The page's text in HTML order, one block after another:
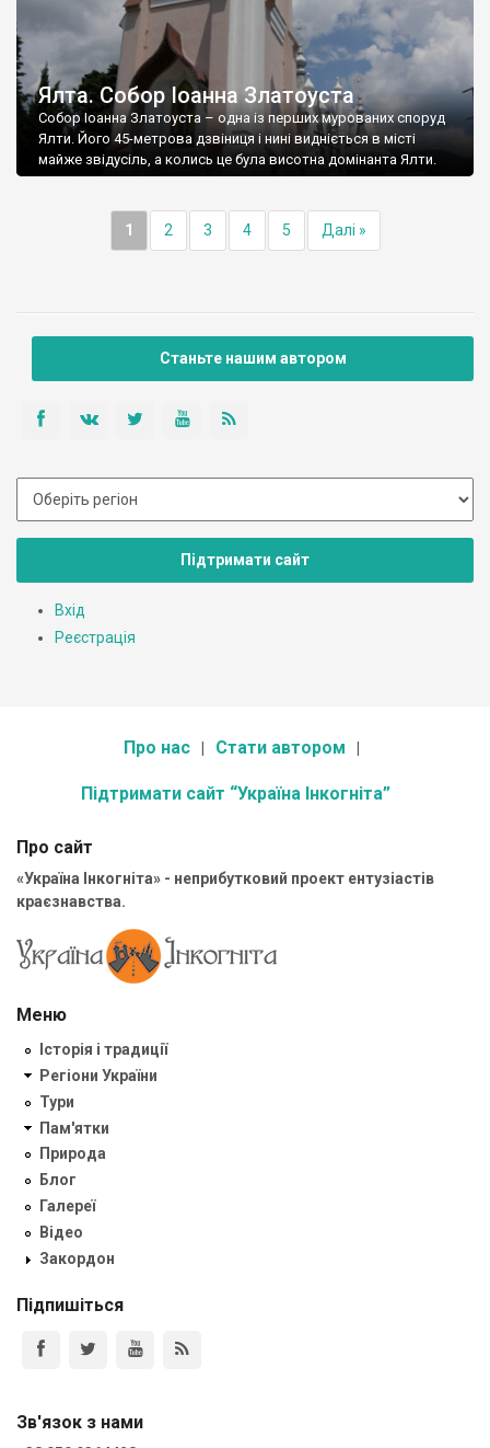
Ялта. Собор Іоанна Златоуста
Собор Іоанна Златоуста – одна із перших мурованих споруд
Ялти. Його 45-метрова дзвіниця і нині видніється в місті
майже звідусіль, а колись це була висотна домінанта Ялти.
1 2 3 4 5 Далі »
Станьте нашим автором
Підтримати сайт
Вхід
Реєстрація
Про нас Стати автором
Підтримати сайт “Україна Інкогніта”
Про сайт
«Україна Інкогніта» - неприбутковий проект ентузіастів
краєзнавства.
Меню
Історія і традиції
Регіони України
Тури
Пам'ятки
Природа
Блог
Галереї
Відео
Закордон
Підпишіться
Зв'язок з нами